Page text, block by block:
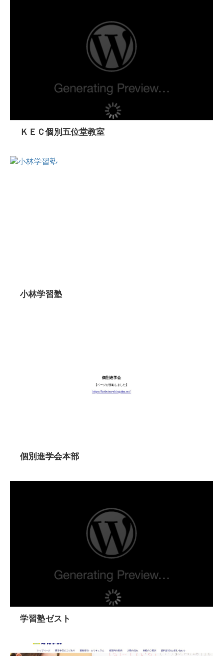
ＫＥＣ個別五位堂教室
小林学習塾
個別進学会本部
学習塾ゼスト